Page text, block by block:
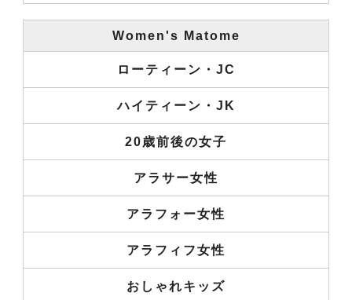
Women's Matome
ローティーン・JC
ハイティーン・JK
20歳前後の女子
アラサー女性
アラフォー女性
アラフィフ女性
おしゃれキッズ